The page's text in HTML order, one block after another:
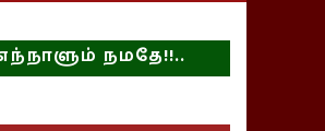
நமதே!!..